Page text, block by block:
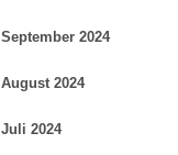
September 2024
August 2024
Juli 2024